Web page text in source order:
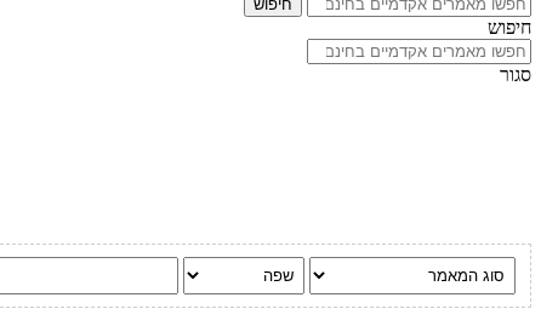
חיפוש
חיפוש
סגור